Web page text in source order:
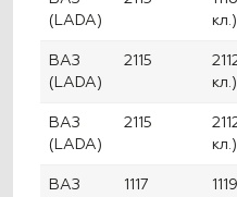
(LADA)
кл.)
ВАЗ
(LADA)
2115
кл.)
ВАЗ
(LADA)
2115
кл.)
ВАЗ 1117